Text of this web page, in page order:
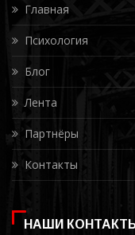
Главная
Психология
Блог
Лента
Партнёры
Контакты
НАШИ